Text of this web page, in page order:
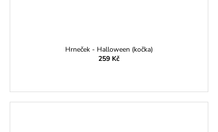
Hrneček - Halloween (kočka)
259 Kč